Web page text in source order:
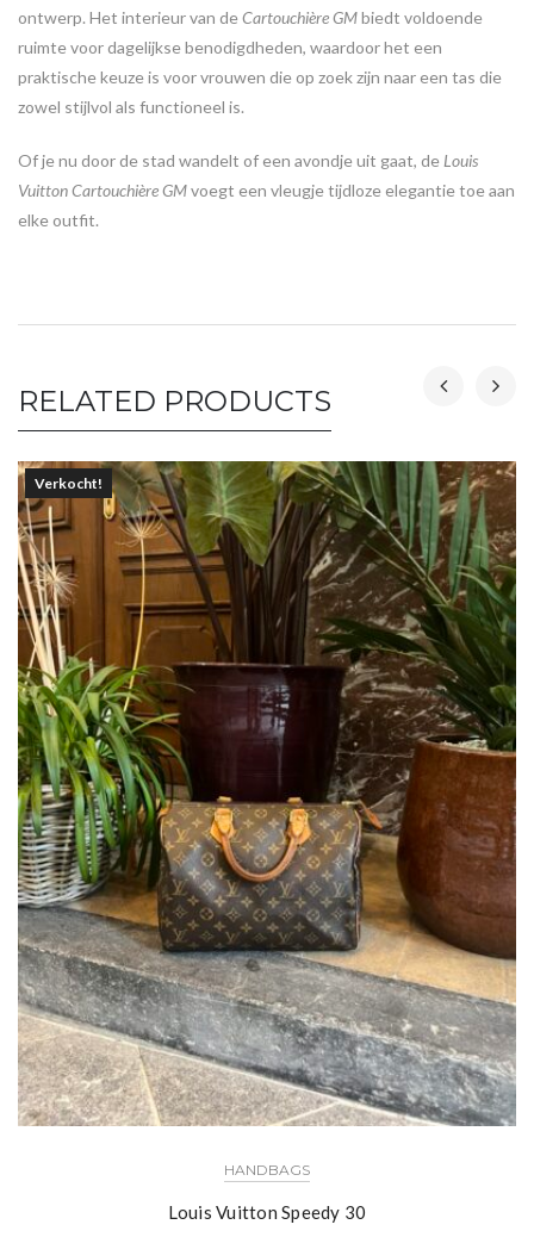
ontwerp. Het interieur van deCartouchière GMbiedt voldoende
ruimte voor dagelijkse benodigdheden, waardoor het een
praktische keuze is voor vrouwen die op zoek zijn naar een tas die
zowel stijlvol als functioneel is.
Of je nu door de stad wandelt of een avondje uit gaat, de Louis
Vuitton Cartouchière GMvoegt een vleugje tijdloze elegantie toe aan
elke outfit.
RELATED PRODUCTS
Verkocht!
HANDBAGS
Louis Vuitton Speedy 30